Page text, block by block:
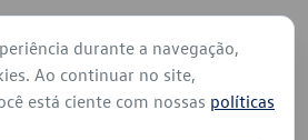
durante a navegação,
Ao continuar no site,
está ciente com nossas políticas